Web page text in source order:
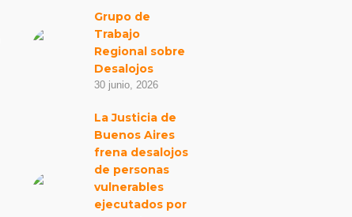
Grupo de
Trabajo
Regional sobre
Desalojos
30 junio, 2026
La Justicia de
Buenos Aires
frena desalojos
de personas
vulnerables
ejecutados por